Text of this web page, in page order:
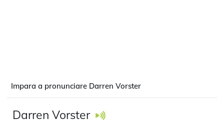
Impara a pronunciare Darren Vorster
Darren Vorster